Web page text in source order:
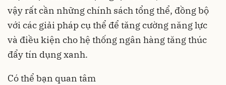
vậy rất cần những chính sách tổng thể, đồng bộ
với các giải pháp cụ thể để tăng cường năng lực
và điều kiện cho hệ thống ngân hàng tăng thúc
đẩy tín dụng xanh.
Có thể bạn quan tâm